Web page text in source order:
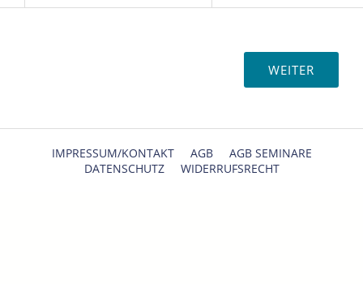
IMPRESSUM/KONTAKT AGB
AGB SEMINARE
DATENSCHUTZ
WIDERRUFSRECHT